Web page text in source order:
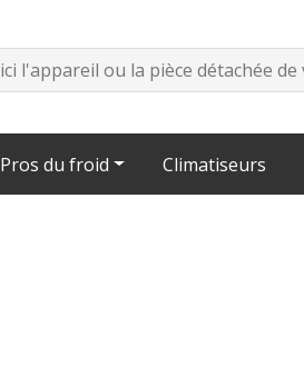
Pros du froid Climatiseurs